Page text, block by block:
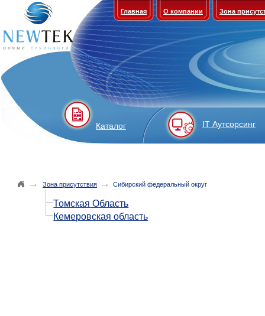
Главная О компании Зона
Каталог IT Аутсорсинг
→ Зона присутствия → Сибирский федеральный округ
Томская Область
Кемеровская область